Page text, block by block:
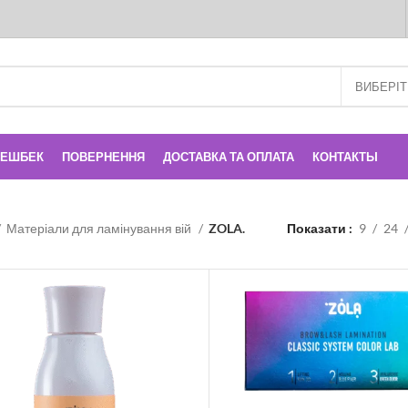
ПОВЕРНЕННЯ ДОСТАВКА ТА ОПЛАТА КОНТАКТЫ
Матеріали для ламінування вій ZOLA. Показати 9 24